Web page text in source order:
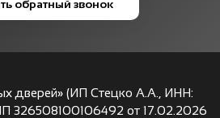
обратный звонок
дверей» (ИП Стецко А.А., ИНН:
326508100106492 от 17.02.2026